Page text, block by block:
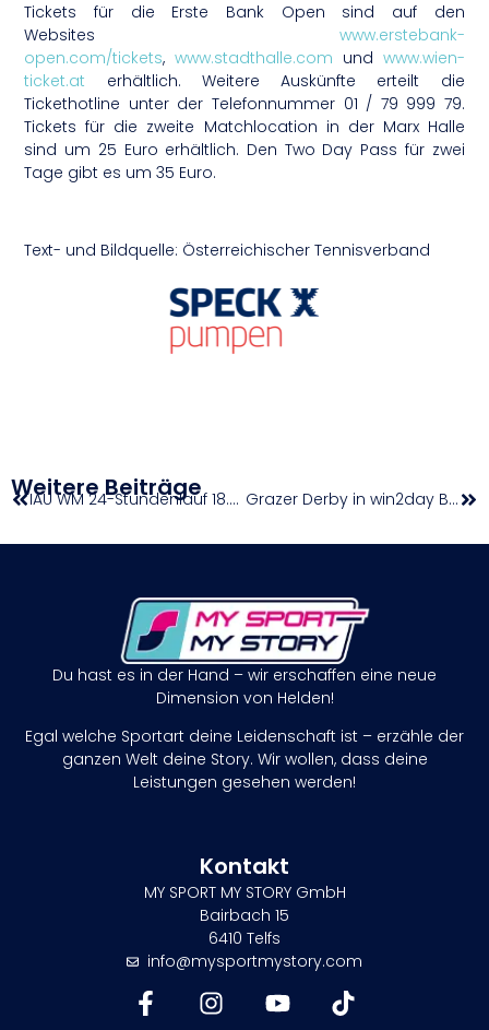
Tickets für die Erste Bank Open sind auf den
Websites www.erstebank-
open.com/tickets,www.stadthalle.com und www.wien-
ticket.at erhältlich. Weitere Auskünfte erteilt die
Tickethotline unter der Telefonnummer 01 / 79 999 79.
Tickets für die zweite Matchlocation in der Marx Halle
sind um 25 Euro erhältlich. Den Two Day Pass für zwei
Tage gibt es um 35 Euro.
Text- und Bildquelle: Österreichischer Tennisverband
Weitere Beiträge IAU WM 24-Stundenlauf 18./19.10.2025 Albi (FRA) Grazer Derby in win2day BDSL / National League startet
Du hast es in der Hand – wir erschaffen eine neue
Dimension von Helden!
Egal welche Sportart deine Leidenschaft ist – erzähle der
ganzen Welt deine Story. Wir wollen, dass deine
Leistungen gesehen werden!
Kontakt
MY SPORT MY STORY GmbH
Bairbach 15
6410 Telfs
info@mysportmystory.com